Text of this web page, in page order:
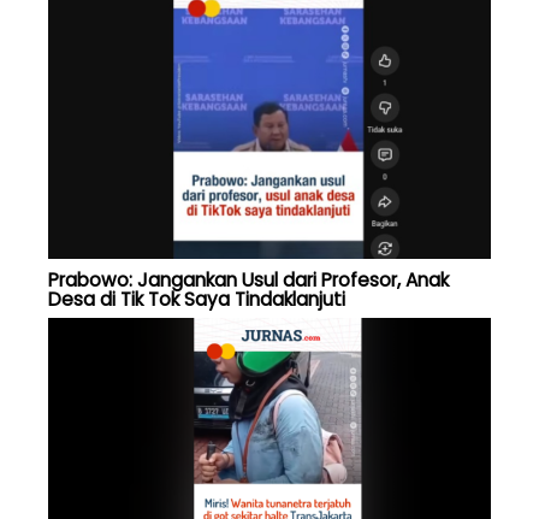
Prabowo: Jangankan Usul dari Profesor, Anak
Desa di Tik Tok Saya Tindaklanjuti